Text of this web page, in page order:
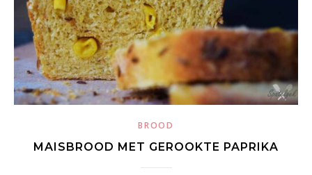
BROOD
MAISBROOD MET GEROOKTE PAPRIKA